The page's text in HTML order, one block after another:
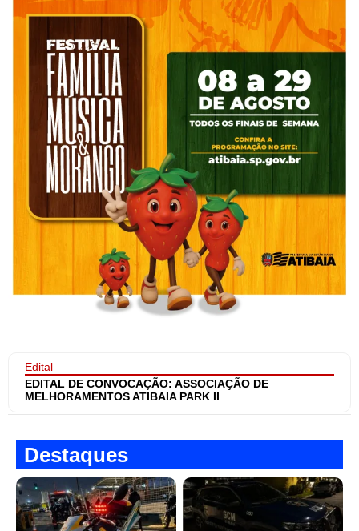
Edital
EDITAL DE CONVOCAÇÃO: ASSOCIAÇÃO DE
MELHORAMENTOS ATIBAIA PARK II
Destaques